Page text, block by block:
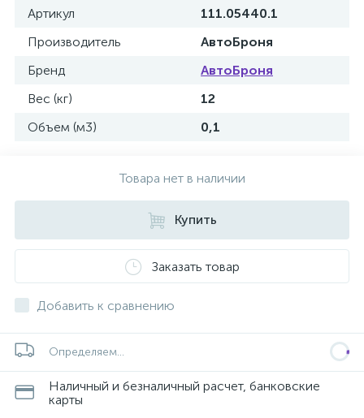
Артикул
111.05440.1
Производитель
АвтоБроня
Бренд
АвтоБроня
Вес (кг)
12
Объем (м3)
0,1
Товара нет в наличии
Купить
Заказать товар
Добавить к сравнению
Определяем...
Наличный и безналичный расчет, банковские
карты